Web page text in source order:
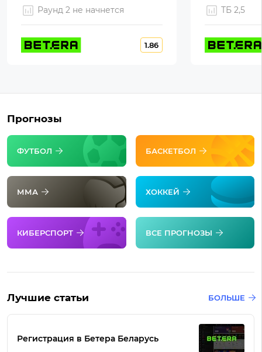
Раунд 2 не начнется
1.86
ТБ 2,5
Прогнозы
ФУТБОЛ БАСКЕТБОЛ
ММА ХОККЕЙ
КИБЕРСПОРТ ВСЕ ПРОГНОЗЫ
Лучшие статьи БОЛЬШЕ
Регистрация в Бетера Беларусь